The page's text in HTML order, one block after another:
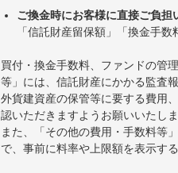
ご換金時にお客様に直接ご負担
「信託財産留保額」「換金手
買付・換金手数料、ファンドの管
等」には、信託財産にかかる監査
外貨建資産の保管等に要する費用
認いただきますようお願いいたし
また、「その他の費用・手数料等
で、事前に料率や上限額を表示す